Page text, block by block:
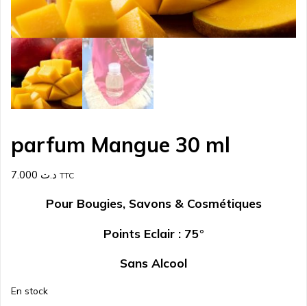
parfum Mangue 30 ml
د.ت TTC
Pour Bougies, Savons & Cosmétiques
Points Eclair : 75°
Sans Alcool
En stock